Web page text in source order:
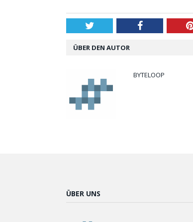
Twitter Facebook
ÜBER DEN AUTOR
BYTELOOP
ÜBER UNS